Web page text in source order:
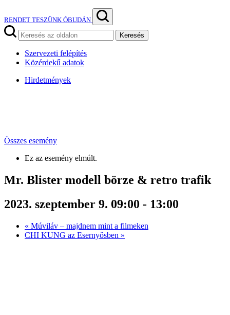
RENDET TESZÜNK ÓBUDÁN
Keresés
Szervezeti felépítés
Közérdekű adatok
Hirdetmények
Összes esemény
Ez az esemény elmúlt.
Mr. Blister modell börze & retro trafik
2023. szeptember 9. 09:00 - 13:00
« Múviláv – majdnem mint a filmeken
CHI KUNG az Esernyősben »